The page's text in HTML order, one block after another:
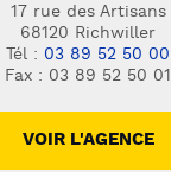
17 rue des Artisans
68120 Richwiller
Tél : 03 89 52 50 00
Fax : 03 89 52 50 01
VOIR L'AGENCE